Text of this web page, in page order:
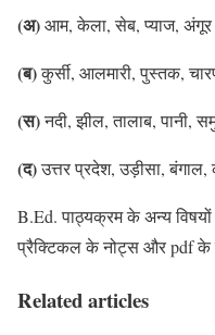
(अ)आम, केला, सेब, प्याज, अंगूर
(ब)कुर्सी, आलमारी, पुस्तक,
(स)नदी, झील, तालाब, पानी,
(द)उत्तर प्रदेश, उड़ीसा,
B.Ed. पाठ्यक्रम के अन्य
प्रैक्टिकल के नोट्स और pdf के
Related articles